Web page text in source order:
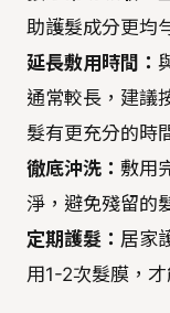
助護髮成分更均
延長敷用時間：
通常較長，建議
髮有更充分的時
徹底沖洗： 敷用
淨，避免殘留的
定期護髮： 居家
用1-2次髮膜，